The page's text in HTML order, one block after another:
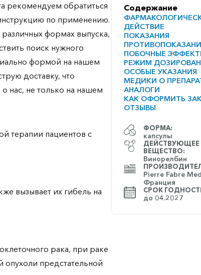
Содержание
ДЕЙСТВИЕ
ПОКАЗАНИЯ
ПОБОЧНЫЕ
РЕЖИМ
ОСОБЫЕ УКАЗАНИЯ
МЕДИКИ О
АНАЛОГИ
КАК ОФОРМИТЬ
ОТЗЫВЫ
ФОРМА:
капсулы
ДЕЙСТВУЮЩЕЕ
ВЕЩЕСТВО:
Винорелбин
Pierre Fabre
Франция
СРОК
до 04.2027
рекомендуем обратиться
по применению.
формах выпуска,
поиск нужного
формой на нашем
доставку, что
нас, не только на нашем
терапии пациентов с
вызывает их гибель на
рака, при раке
опухоли предстательной